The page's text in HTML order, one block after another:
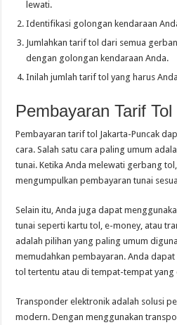
lewati.
Identifikasi golongan kendaraan
Jumlahkan tarif tol dari semua
dengan golongan kendaraan Anda.
Inilah jumlah tarif tol yang harus
Pembayaran Tarif Tol
Pembayaran tarif tol Jakarta-Puncak
cara. Salah satu cara paling umum
tunai. Ketika Anda melewati gerbang
mengumpulkan pembayaran tunai
Selain itu, Anda juga dapat
tunai seperti kartu tol, e-money, atau
adalah pilihan yang paling umum
memudahkan pembayaran. Anda
tol tertentu atau di tempat-tempat yang
Transponder elektronik adalah solusi
modern. Dengan menggunakan